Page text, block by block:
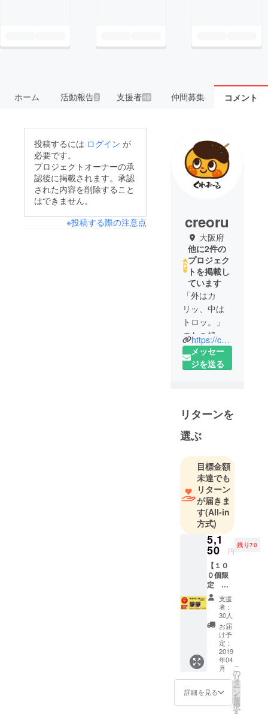
ホーム 活動報告2 支援者49 仲間募集 コメント
投稿するには ログイン が
必要です。
プロジェクトオーナーの承
認後に掲載されます。承認
された内容を削除すること
はできません。
※投稿する際の注意点
creoru
大阪府
他に2件の
プロジェク
トを掲載し
ています
「外はカ
リッ、中は
トロッ。」
のたこ焼や
たこ焼酒
場・鉄板焼
る飲食事業
部だけでな
く、ご自宅
でもおいし
く食してい
ただけるた
めに発足し
た冷凍事業
部、 ホテル
やイベント
への出店・
キッチン
カーでの移
動販売を
行っている
イベント・
催事事業
部、 店舗の
FC展開を促
進するFC事
業部と様々
な取り組み
を行ってお
https://creo-ru.com/
メッセー
ジを送る
リターンを
選ぶ
目標金額
未達でも
リターン
が届きま
す(All-in
方式)
5,1
50 円
残り70
【１０
０個限
定 超
超早割
り２
０％Ｏ
ＦＦ】
１箱定
価２５
９２円
(税込)✖
２箱 送
料１０
００円
（冷
凍） ⇒
支援
者：
30人
お届
け予
定：
2019
年04
月
詳細を見る
こ
の
リ
タ
ー
ン
を
選
択
す